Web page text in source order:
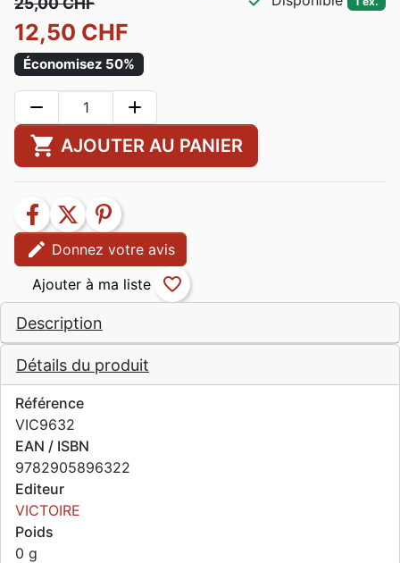
Description
Détails du produit
Référence
VIC9632
EAN / ISBN
9782905896322
Editeur
VICTOIRE
Poids
0 g
12,50 CHF
Économisez 50%
remove add
shopping_cart AJOUTER AU PANIER
facebook twitter
pinterest
edit Donnez votre avis
favorite_border